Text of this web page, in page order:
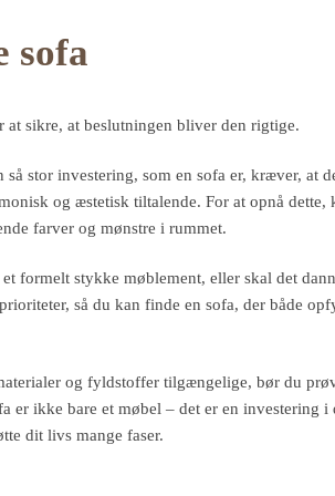
sofa
sikre, at beslutningen bliver den rigtige.
stor investering, som en sofa er, kræver, at
og æstetisk tiltalende. For at opnå dette,
farver og mønstre i rummet.
formelt stykke møblement, eller skal det
så du kan finde en sofa, der både
og fyldstoffer tilgængelige, bør du
ikke bare et møbel – det er en investering i
dit livs mange faser.